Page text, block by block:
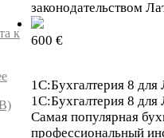
к
законодательством
600 €
1С:Бухгалтерия 8 для
1С:Бухгалтерия 8 для
Самая популярная
профессиональный